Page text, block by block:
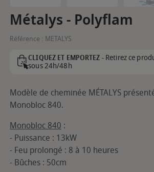
Métalys - Polyflam
Référence : METALYS
CLIQUEZ ET EMPORTEZ -Retirez ce
sous 24h/48h
Modèle de cheminée MÉTALYS
Monobloc 840.
Monobloc 840 :
- Puissance : 13kW
- Feu prolongé : 8 à 10 heures
- Bûches : 50cm